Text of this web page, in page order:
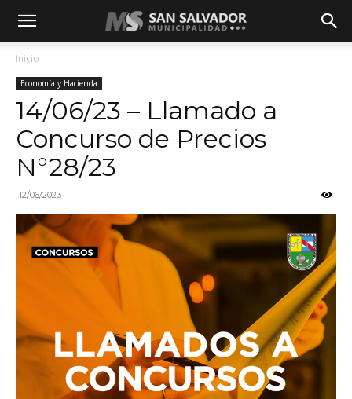
Inicio
Economía y Hacienda
14/06/23 – Llamado a
Concurso de Precios
N°28/23
12/06/2023